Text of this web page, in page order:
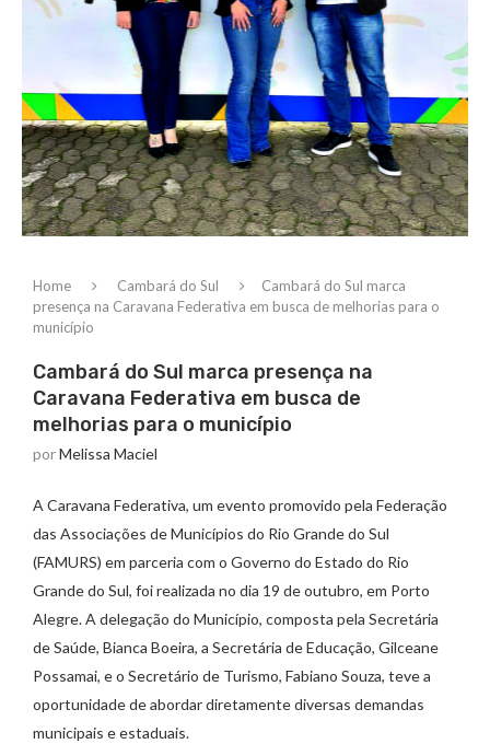
Home Cambará do Sul
Cambará do Sul marca
presença na Caravana Federativa em busca de melhorias para o
município
Cambará do Sul marca presença na
Caravana Federativa em busca de
melhorias para o município
porMelissa Maciel
A Caravana Federativa, um evento promovido pela Federação
das Associações de Municípios do Rio Grande do Sul
(FAMURS) em parceria com o Governo do Estado do Rio
Grande do Sul, foi realizada no dia 19 de outubro, em Porto
Alegre. A delegação do Município, composta pela Secretária
de Saúde, Bianca Boeira, a Secretária de Educação, Gilceane
Possamai, e o Secretário de Turismo, Fabiano Souza, teve a
oportunidade de abordar diretamente diversas demandas
municipais e estaduais.